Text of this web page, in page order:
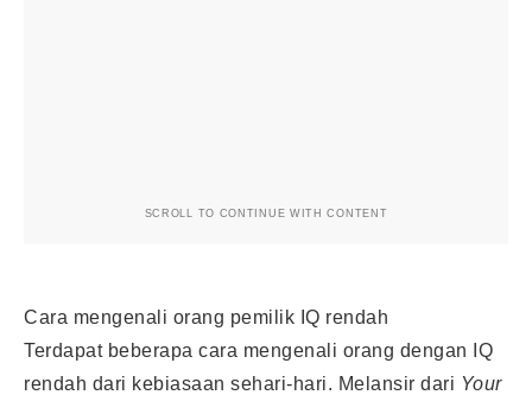
SCROLL TO CONTINUE WITH CONTENT
Cara mengenali orang pemilik IQ rendah
Terdapat beberapa cara mengenali orang dengan IQ
rendah dari kebiasaan sehari-hari. Melansir dari Your